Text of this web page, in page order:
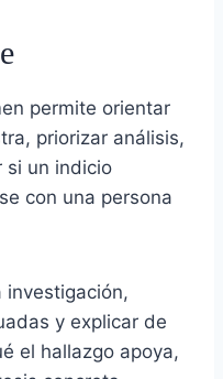
permite orientar
priorizar análisis,
si un indicio
con una persona
investigación,
y explicar de
el hallazgo apoya,